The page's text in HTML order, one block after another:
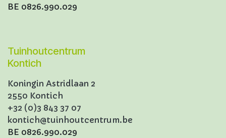
BE 0826.990.029
Tuinhoutcentrum
Kontich
Koningin Astridlaan 2
2550 Kontich
+32 (0)3 843 37 07
kontich@tuinhoutcentrum.be
BE 0826.990.029